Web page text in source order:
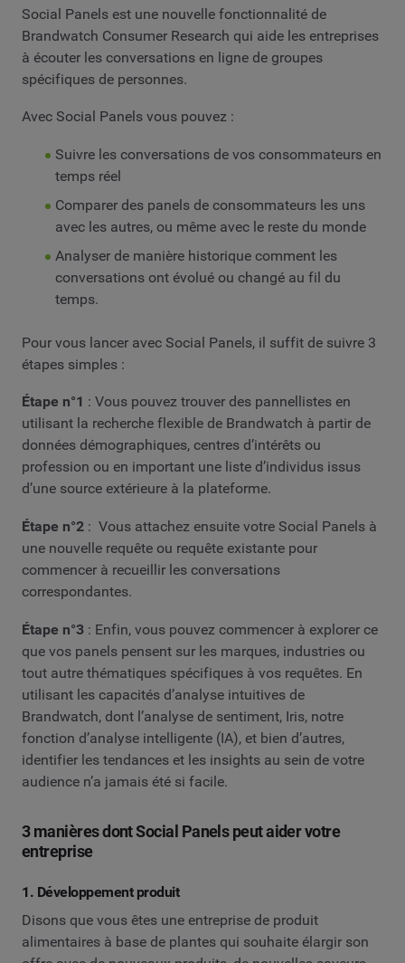
Social Panels est une nouvelle fonctionnalité de
Brandwatch Consumer Research qui aide les entreprises
à écouter les conversations en ligne de groupes
spécifiques de personnes.
Avec Social Panels vous pouvez :
Suivre les conversations de vos consommateurs en
temps réel
Comparer des panels de consommateurs les uns
avec les autres, ou même avec le reste du monde
Analyser de manière historique comment les
conversations ont évolué ou changé au fil du
temps.
Pour vous lancer avec Social Panels, il suffit de suivre 3
étapes simples :
Étape n°1 : Vous pouvez trouver des pannellistes en
utilisant la recherche flexible de Brandwatch à partir de
données démographiques, centres d’intérêts ou
profession ou en important une liste d’individus issus
d’une source extérieure à la plateforme.
Étape n°2 : Vous attachez ensuite votre Social Panels à
une nouvelle requête ou requête existante pour
commencer à recueillir les conversations
correspondantes.
Étape n°3 : Enfin, vous pouvez commencer à explorer ce
que vos panels pensent sur les marques, industries ou
tout autre thématiques spécifiques à vos requêtes. En
utilisant les capacités d’analyse intuitives de
Brandwatch, dont l’analyse de sentiment, Iris, notre
fonction d’analyse intelligente (IA), et bien d’autres,
identifier les tendances et les insights au sein de votre
audience n’a jamais été si facile.
3 manières dont Social Panels peut aider votre
entreprise
1. Développement produit
Disons que vous êtes une entreprise de produit
alimentaires à base de plantes qui souhaite élargir son